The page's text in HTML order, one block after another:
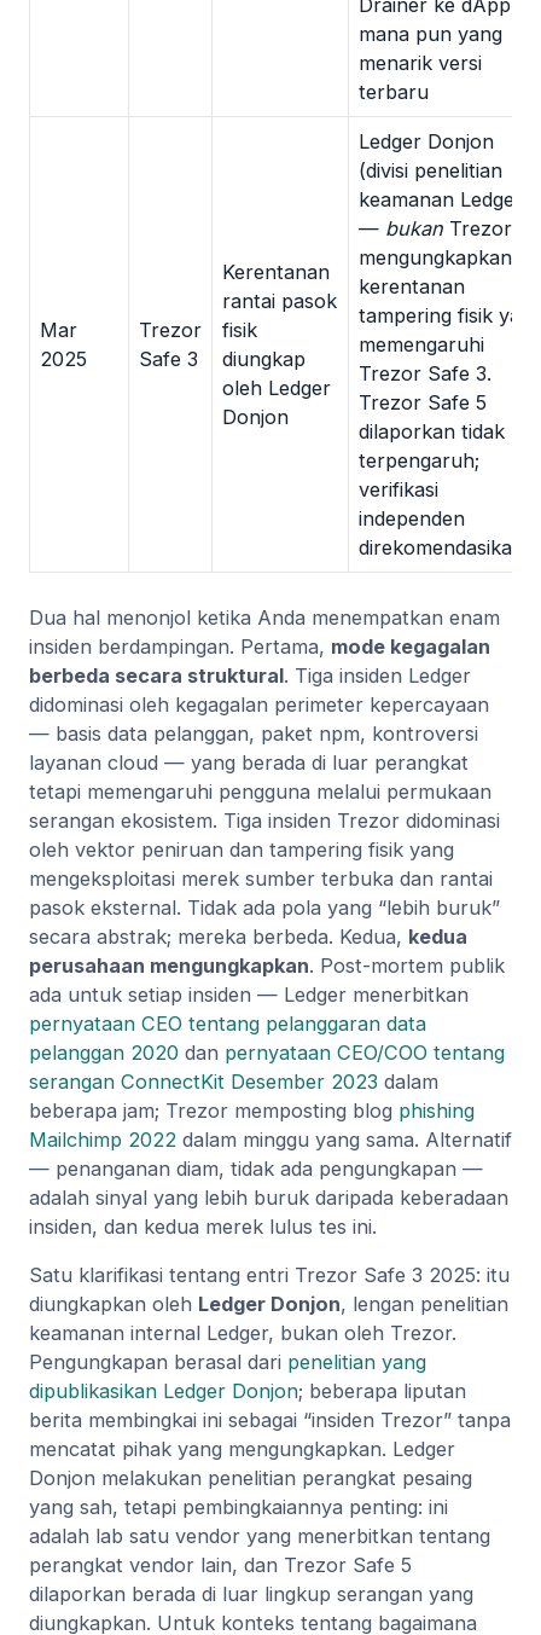
Drainer ke dApp
mana pun yang
menarik versi
terbaru
Mar
2025
Trezor
Safe 3
Kerentanan
rantai pasok
fisik
diungkap
oleh Ledger
Donjon
Ledger Donjon
(divisi penelitian
keamanan Ledger
— bukan Trezor)
mengungkapkan
kerentanan
tampering fisik
memengaruhi
Trezor Safe 3.
Trezor Safe 5
dilaporkan tidak
terpengaruh;
verifikasi
independen
direkomendasikan
Dua hal menonjol ketika Anda menempatkan enam
insiden berdampingan. Pertama, mode kegagalan
berbeda secara struktural. Tiga insiden Ledger
didominasi oleh kegagalan perimeter kepercayaan
— basis data pelanggan, paket npm, kontroversi
layanan cloud — yang berada di luar perangkat
tetapi memengaruhi pengguna melalui permukaan
serangan ekosistem. Tiga insiden Trezor didominasi
oleh vektor peniruan dan tampering fisik yang
mengeksploitasi merek sumber terbuka dan rantai
pasok eksternal. Tidak ada pola yang “lebih buruk”
secara abstrak; mereka berbeda. Kedua, kedua
perusahaan mengungkapkan. Post-mortem publik
ada untuk setiap insiden — Ledger menerbitkan
pernyataan CEO tentang pelanggaran data
pelanggan 2020 dan pernyataan CEO/COO tentang
serangan ConnectKit Desember 2023 dalam
beberapa jam; Trezor memposting blog phishing
Mailchimp 2022 dalam minggu yang sama. Alternatif
— penanganan diam, tidak ada pengungkapan —
adalah sinyal yang lebih buruk daripada keberadaan
insiden, dan kedua merek lulus tes ini.
Satu klarifikasi tentang entri Trezor Safe 3 2025: itu
diungkapkan oleh Ledger Donjon, lengan penelitian
keamanan internal Ledger, bukan oleh Trezor.
Pengungkapan berasal dari penelitian yang
dipublikasikan Ledger Donjon; beberapa liputan
berita membingkai ini sebagai “insiden Trezor” tanpa
mencatat pihak yang mengungkapkan. Ledger
Donjon melakukan penelitian perangkat pesaing
yang sah, tetapi pembingkaiannya penting: ini
adalah lab satu vendor yang menerbitkan tentang
perangkat vendor lain, dan Trezor Safe 5
dilaporkan berada di luar lingkup serangan yang
diungkapkan. Untuk konteks tentang bagaimana